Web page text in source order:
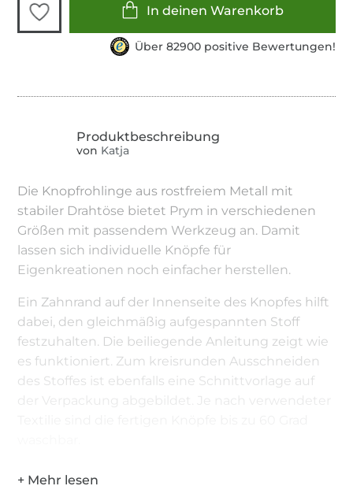
In deinen Warenkorb
Über 82900 positive Bewertungen!
von Katja
Die Knopfrohlinge aus rostfreiem Metall mit
stabiler Drahtöse bietet Prym in verschiedenen
Größen mit passendem Werkzeug an. Damit
lassen sich individuelle Knöpfe für
Eigenkreationen noch einfacher herstellen.
Ein Zahnrand auf der Innenseite des Knopfes hilft
dabei, den gleichmäßig aufgespannten Stoff
festzuhalten. Die beiliegende Anleitung zeigt wie
es funktioniert. Zum kreisrunden Ausschneiden
des Stoffes ist ebenfalls eine Schnittvorlage auf
der Verpackung abgebildet. Je nach verwendeter